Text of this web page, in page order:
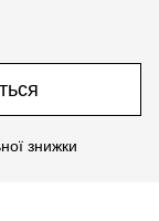
знижки